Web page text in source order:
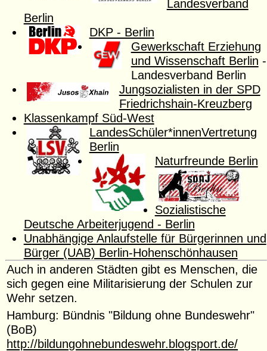
Landesverband
Berlin
DKP - Berlin
Gewerkschaft Erziehung
und Wissenschaft Berlin -
Landesverband Berlin
Jungsozialisten in der SPD
Friedrichshain-Kreuzberg
Klassenkampf Süd-West
LandesSchüler*innenVertretung
Berlin
Naturfreunde Berlin
Sozialistische
Deutsche Arbeiterjugend - Berlin
Unabhängige Anlaufstelle für Bürgerinnen und
Bürger (UAB) Berlin-Hohenschönhausen
Auch in anderen Städten gibt es Menschen, die
sich gegen eine Militarisierung der Schulen zur
Wehr setzen.
Hamburg: Bündnis "Bildung ohne Bundeswehr"
(BoB)
http://bildungohnebundeswehr.blogsport.de/